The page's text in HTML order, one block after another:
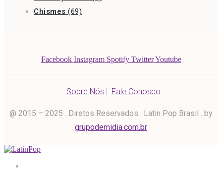
Chismes (69)
Facebook Instagram Spotify Twitter Youtube
Sobre Nós | Fale Conosco
@ 2015 – 2025 . Diretos Reservados . Latin Pop Brasil . by
grupodemidia.com.br